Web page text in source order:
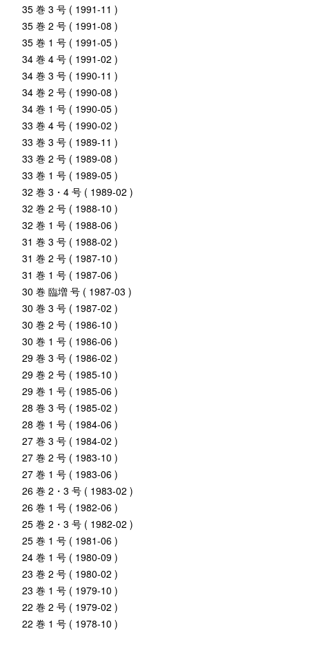
35 巻 3 号 ( 1991-11 )
35 巻 2 号 ( 1991-08 )
35 巻 1 号 ( 1991-05 )
34 巻 4 号 ( 1991-02 )
34 巻 3 号 ( 1990-11 )
34 巻 2 号 ( 1990-08 )
34 巻 1 号 ( 1990-05 )
33 巻 4 号 ( 1990-02 )
33 巻 3 号 ( 1989-11 )
33 巻 2 号 ( 1989-08 )
33 巻 1 号 ( 1989-05 )
32 巻 3・4 号 ( 1989-02 )
32 巻 2 号 ( 1988-10 )
32 巻 1 号 ( 1988-06 )
31 巻 3 号 ( 1988-02 )
31 巻 2 号 ( 1987-10 )
31 巻 1 号 ( 1987-06 )
30 巻 臨増 号 ( 1987-03 )
30 巻 3 号 ( 1987-02 )
30 巻 2 号 ( 1986-10 )
30 巻 1 号 ( 1986-06 )
29 巻 3 号 ( 1986-02 )
29 巻 2 号 ( 1985-10 )
29 巻 1 号 ( 1985-06 )
28 巻 3 号 ( 1985-02 )
28 巻 1 号 ( 1984-06 )
27 巻 3 号 ( 1984-02 )
27 巻 2 号 ( 1983-10 )
27 巻 1 号 ( 1983-06 )
26 巻 2・3 号 ( 1983-02 )
26 巻 1 号 ( 1982-06 )
25 巻 2・3 号 ( 1982-02 )
25 巻 1 号 ( 1981-06 )
24 巻 1 号 ( 1980-09 )
23 巻 2 号 ( 1980-02 )
23 巻 1 号 ( 1979-10 )
22 巻 2 号 ( 1979-02 )
22 巻 1 号 ( 1978-10 )